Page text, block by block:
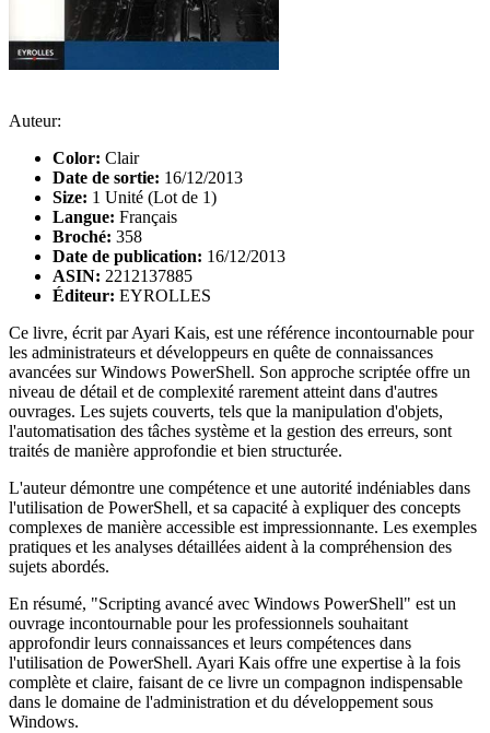
Auteur:
Color: Clair
Date de sortie: 16/12/2013
Size: 1 Unité (Lot de 1)
Langue: Français
Broché: 358
Date de publication: 16/12/2013
ASIN: 2212137885
Éditeur: EYROLLES
Ce livre, écrit par Ayari Kais, est une référence incontournable pour
les administrateurs et développeurs en quête de connaissances
avancées sur Windows PowerShell. Son approche scriptée offre un
niveau de détail et de complexité rarement atteint dans d'autres
ouvrages. Les sujets couverts, tels que la manipulation d'objets,
l'automatisation des tâches système et la gestion des erreurs, sont
traités de manière approfondie et bien structurée.
L'auteur démontre une compétence et une autorité indéniables dans
l'utilisation de PowerShell, et sa capacité à expliquer des concepts
complexes de manière accessible est impressionnante. Les exemples
pratiques et les analyses détaillées aident à la compréhension des
sujets abordés.
En résumé, "Scripting avancé avec Windows PowerShell" est un
ouvrage incontournable pour les professionnels souhaitant
approfondir leurs connaissances et leurs compétences dans
l'utilisation de PowerShell. Ayari Kais offre une expertise à la fois
complète et claire, faisant de ce livre un compagnon indispensable
dans le domaine de l'administration et du développement sous
Windows.